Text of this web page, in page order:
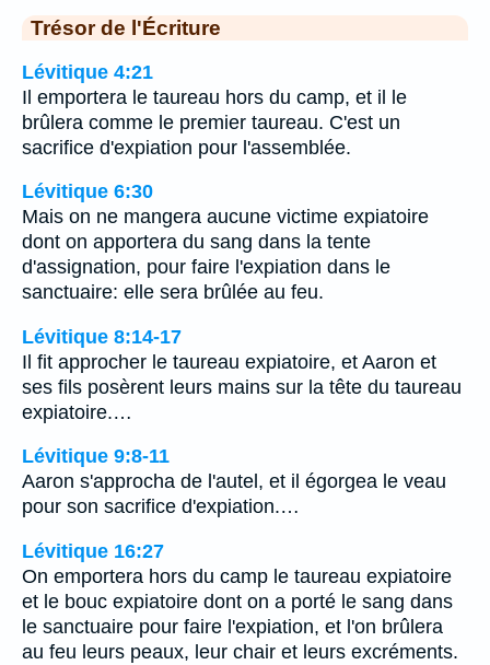
Trésor de l'Écriture
Lévitique 4:21
Il emportera le taureau hors du camp, et il le
brûlera comme le premier taureau. C'est un
sacrifice d'expiation pour l'assemblée.
Lévitique 6:30
Mais on ne mangera aucune victime expiatoire
dont on apportera du sang dans la tente
d'assignation, pour faire l'expiation dans le
sanctuaire: elle sera brûlée au feu.
Lévitique 8:14-17
Il fit approcher le taureau expiatoire, et Aaron et
ses fils posèrent leurs mains sur la tête du taureau
expiatoire.…
Lévitique 9:8-11
Aaron s'approcha de l'autel, et il égorgea le veau
pour son sacrifice d'expiation.…
Lévitique 16:27
On emportera hors du camp le taureau expiatoire
et le bouc expiatoire dont on a porté le sang dans
le sanctuaire pour faire l'expiation, et l'on brûlera
au feu leurs peaux, leur chair et leurs excréments.